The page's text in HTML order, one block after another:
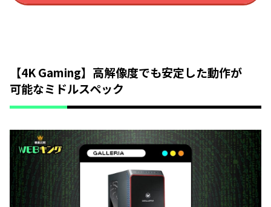
【4K Gaming】高解像度でも安定した動作が
可能なミドルスペック